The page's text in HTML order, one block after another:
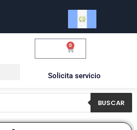
0
Solicita servicio
BUSCAR